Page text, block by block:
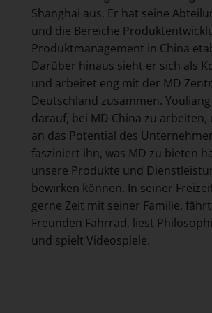
Shanghai aus. Er hat seine
und die Bereiche
Produktmanagement in China
Darüber hinaus sieht er sich als
und arbeitet eng mit der MD
Deutschland zusammen.
darauf, bei MD China zu arbeiten,
an das Potential des
fasziniert ihn, was MD zu bieten
unsere Produkte und
bewirken können. In seiner
gerne Zeit mit seiner Familie,
Freunden Fahrrad, liest
und spielt Videospiele.